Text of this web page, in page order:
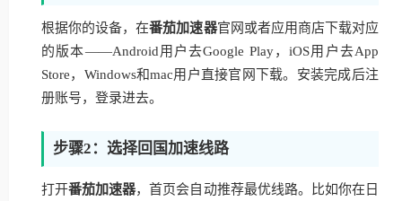
根据你的设备，在番茄加速器官网或者应用商店下载对应
的版本——Android用户去Google Play，iOS用户去App
Store，Windows和mac用户直接官网下载。安装完成后注
册账号，登录进去。
步骤2：选择回国加速线路
打开番茄加速器，首页会自动推荐最优线路。比如你在日